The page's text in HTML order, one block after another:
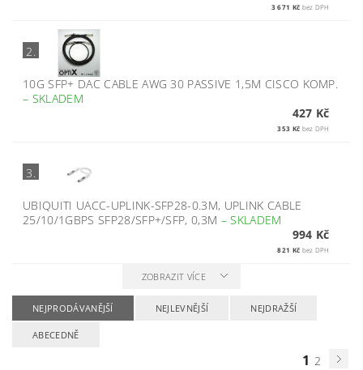
3 671 Kč bez DPH
2.
10G SFP+ DAC CABLE AWG 30 PASSIVE 1,5M CISCO KOMP.
– SKLADEM
427 Kč
353 Kč bez DPH
3.
UBIQUITI UACC-UPLINK-SFP28-0.3M, UPLINK CABLE
25/10/1GBPS SFP28/SFP+/SFP, 0,3M –SKLADEM
994 Kč
821 Kč bez DPH
ZOBRAZIT VÍCE
NEJPRODÁVANĚJŠÍ NEJLEVNĚJŠÍ NEJDRAŽŠÍ
ABECEDNĚ
1 2